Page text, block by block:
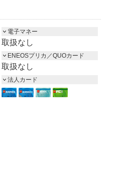
電子マネー
取扱なし
ENEOSプリカ／QUOカード
取扱なし
法人カード